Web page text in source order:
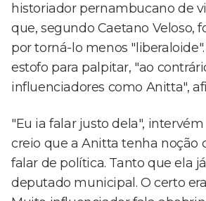
historiador pernambucano de
que, segundo Caetano Veloso,
por torná-lo menos
estofo para palpitar, "ao
influenciadores como Anitta",
"Eu ia falar justo dela", intervém
creio que a Anitta tenha noção
falar de política. Tanto que ela
deputado municipal. O certo